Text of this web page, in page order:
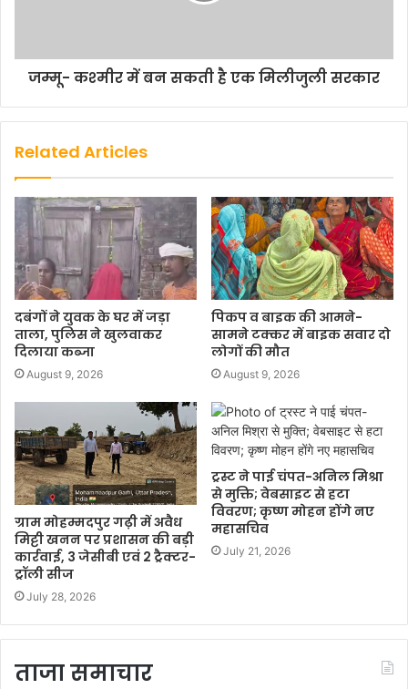
जम्‍मू- कश्‍मीर में बन सकती है एक मिलीजुली सरकार
Related Articles
दबंगों ने युवक के घर में जड़ा
ताला, पुलिस ने खुलवाकर
दिलाया कब्जा
August 9, 2026
पिकप व बाइक की आमने-
सामने टक्कर में बाइक सवार दो
लोगों की मौत
August 9, 2026
ग्राम मोहम्मदपुर गढ़ी में अवैध
मिट्टी खनन पर प्रशासन की बड़ी
कार्रवाई, 3 जेसीबी एवं 2 ट्रैक्टर-
ट्रॉली सीज
July 28, 2026
ट्रस्ट ने पाई चंपत-अनिल मिश्रा
से मुक्ति; वेबसाइट से हटा
विवरण; कृष्ण मोहन होंगे नए
महासचिव
July 21, 2026
ताजा समाचार